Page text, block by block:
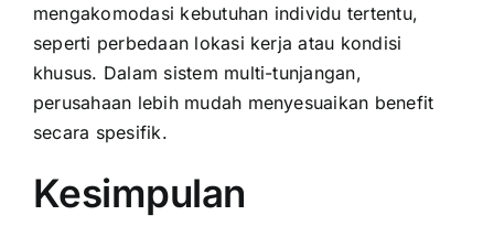
mengakomodasi kebutuhan individu tertentu,
seperti perbedaan lokasi kerja atau kondisi
khusus. Dalam sistem multi-tunjangan,
perusahaan lebih mudah menyesuaikan benefit
secara spesifik.
Kesimpulan